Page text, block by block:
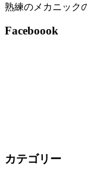
熟練のメカニック
Faceboook
カテゴリー